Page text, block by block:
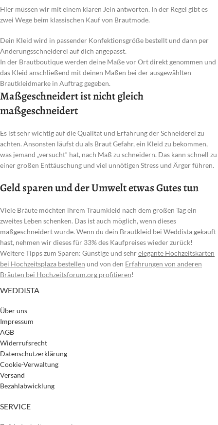
Hier müssen wir mit einem klaren Jein antworten. In der Regel gibt es
zwei Wege beim klassischen Kauf von Brautmode.
Dein Kleid wird in passender Konfektionsgröße bestellt und dann per
Änderungsschneiderei auf dich angepasst.
In der Brautboutique werden deine Maße vor Ort direkt genommen und
das Kleid anschließend mit deinen Maßen bei der ausgewählten
Brautkleidmarke in Auftrag gegeben.
Maßgeschneidert ist nicht gleich
maßgeschneidert
Es ist sehr wichtig auf die Qualität und Erfahrung der Schneiderei zu
achten. Ansonsten läufst du als Braut Gefahr, ein Kleid zu bekommen,
was jemand „versucht“ hat, nach Maß zu schneidern. Das kann schnell zu
einer großen Enttäuschung und viel unnötigen Stress und Ärger führen.
Geld sparen und der Umwelt etwas Gutes tun
Viele Bräute möchten ihrem Traumkleid nach dem großen Tag ein
zweites Leben schenken. Das ist auch möglich, wenn dieses
maßgeschneidert wurde. Wenn du dein Brautkleid bei Weddista gekauft
hast, nehmen wir dieses für 33% des Kaufpreises wieder zurück!
Weitere Tipps zum Sparen: Günstige und sehrelegante Hochzeitskarten
bei Hochzeitsplaza bestellen und von den Erfahrungen von anderen
Bräuten bei Hochzeitsforum.org profitieren!
WEDDISTA
Über uns
Impressum
AGB
Widerrufsrecht
Datenschutzerklärung
Cookie-Verwaltung
Versand
Bezahlabwicklung
SERVICE